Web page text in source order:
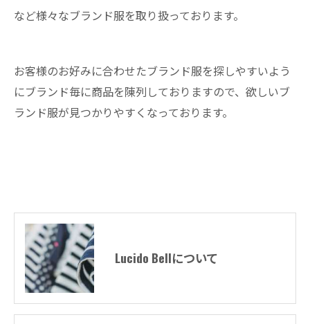
など様々なブランド服を取り扱っております。
お客様のお好みに合わせたブランド服を探しやすいよう
にブランド毎に商品を陳列しておりますので、欲しいブ
ランド服が見つかりやすくなっております。
Lucido Bellについて